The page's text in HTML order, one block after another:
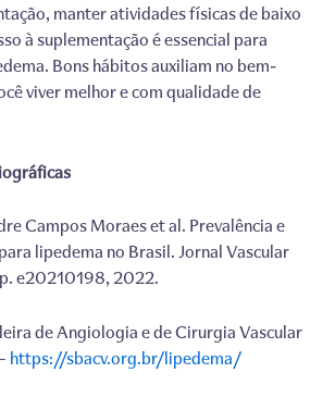
manter atividades físicas de baixo
à suplementação é essencial para
Bons hábitos auxiliam no bem-
viver melhor e com qualidade de
Campos Moraes et al. Prevalência e
lipedema no Brasil. Jornal Vascular
e20210198, 2022.
de Angiologia e de Cirurgia Vascular
https://sbacv.org.br/lipedema/